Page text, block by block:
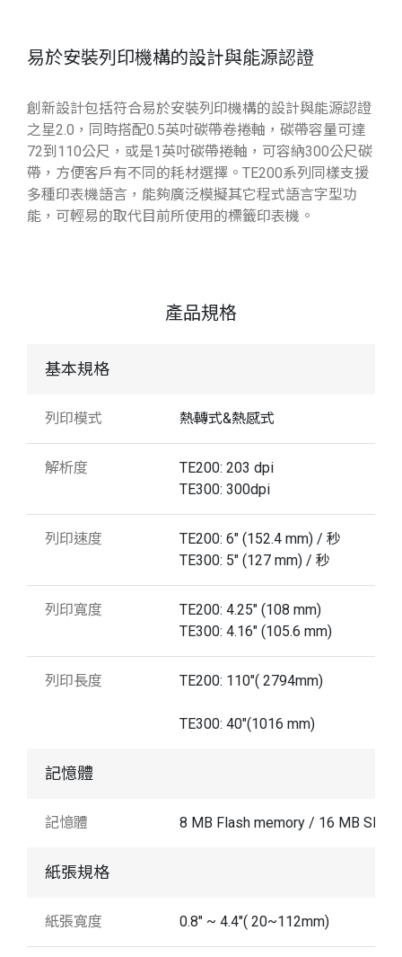
易於安裝列印機構的設計與能源認證
創新設計包括符合易於安裝列印機構的設計與能源認證
之星2.0，同時搭配0.5英吋碳帶卷捲軸，碳帶容量可達
72到110公尺，或是1英吋碳帶捲軸，可容納300公尺碳
帶，方便客戶有不同的耗材選擇。TE200系列同樣支援
多種印表機語言，能夠廣泛模擬其它程式語言字型功
能，可輕易的取代目前所使用的標籤印表機。
產品規格
基本規格
列印模式 熱轉式&熱感式
解析度
TE200: 203 dpi
TE300: 300dpi
列印速度
TE200: 6" (152.4 mm) / 秒
TE300: 5" (127 mm) / 秒
列印寬度
TE200: 4.25" (108 mm)
TE300: 4.16" (105.6 mm)
列印長度 TE200: 110"( 2794mm)
TE300: 40"(1016 mm)
記憶體
記憶體 8 MB Flash memory / 16 MB
紙張規格
紙張寬度 0.8" ~ 4.4"( 20~112mm)